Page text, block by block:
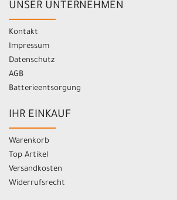
UNSER UNTERNEHMEN
Kontakt
Impressum
Datenschutz
AGB
Batterieentsorgung
IHR EINKAUF
Warenkorb
Top Artikel
Versandkosten
Widerrufsrecht